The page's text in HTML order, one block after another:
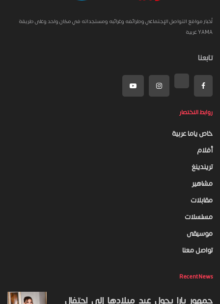
أخبار مواقع التواصل الإجتماعي وطرائفه وغرائبه ومستجداته في مكان واحد وعلى طريقة
YAMA عربية
تابعنا
روابط الاختصار
خاص ياما عربية
أفلام
تريندينغ
مشاهير
مقابلات
مسلسلات
موسيقى
تواصل معنا
Recent News
جمهور يارا يحول عيد ميلادها إلى احتفال